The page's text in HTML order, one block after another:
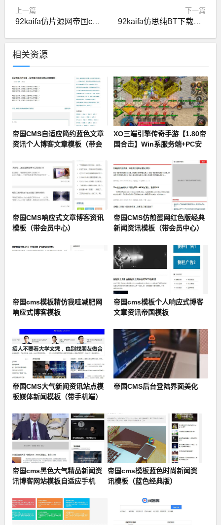
上一篇
92kaifa仿片源网帝国cms内核源码
下一篇
92kaifa仿思纯BT下载站源码帝国CMS内核
相关资源
帝国CMS自适应简约蓝色文章
资讯个人博客文章模板（带会
XO三端引擎传奇手游【1.80帝
国合击】Win系服务端+PC安
帝国CMS响应式文章博客资讯
模板（带会员中心）
帝国CMS仿煎蛋网红色版经典
新闻资讯模板（带会员中心）
帝国cms模板精仿我哇减肥网
响应式博客模板
帝国cms模板个人响应式博客
文章资讯帝国模板
帝国CMS大气新闻资讯站点模
板媒体新闻模板（带手机端）
帝国CMS后台登陆界面美化
帝国cms黑色大气精品新闻资
讯博客网站模板自适应手机
帝国cms模板蓝色时尚新闻资
讯模板（蓝色经典版）